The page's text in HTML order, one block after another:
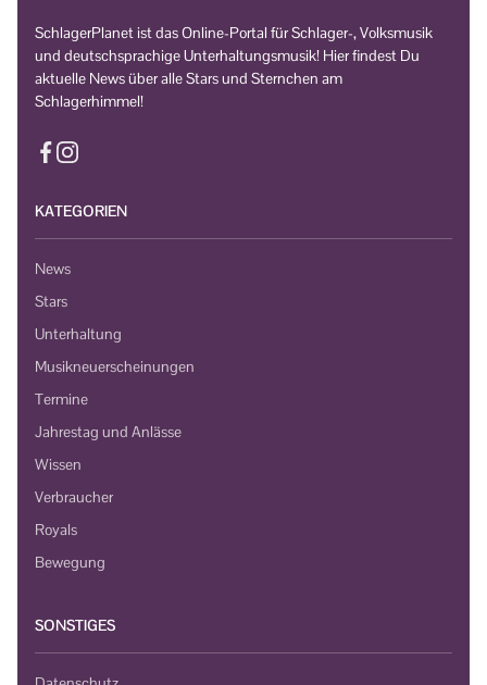
SchlagerPlanet ist das Online-Portal für Schlager-, Volksmusik
und deutschsprachige Unterhaltungsmusik! Hier findest Du
aktuelle News über alle Stars und Sternchen am
Schlagerhimmel!
KATEGORIEN
News
Stars
Unterhaltung
Musikneuerscheinungen
Termine
Jahrestag und Anlässe
Wissen
Verbraucher
Royals
Bewegung
SONSTIGES